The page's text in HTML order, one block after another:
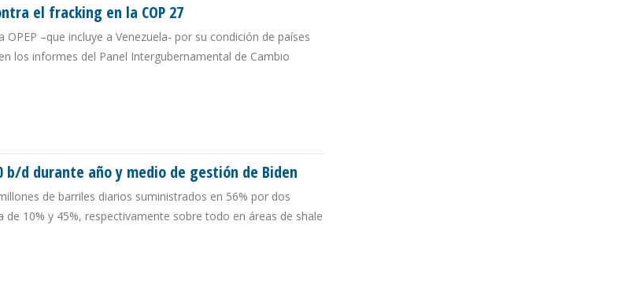
el fracking en la COP 27
–que incluye a Venezuela- por su condición de países
los informes del Panel Intergubernamental de Cambio
b/d durante año y medio de gestión de Biden
de barriles diarios suministrados en 56% por dos
10% y 45%, respectivamente sobre todo en áreas de shale